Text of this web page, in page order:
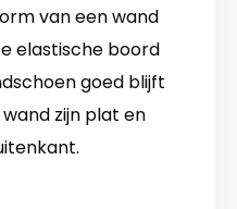
van een wand
elastische boord
goed blijft
zijn plat en